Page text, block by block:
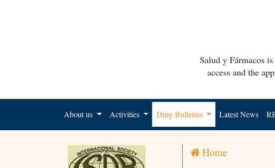
Salud y Fármacos
access and the
About us Activities Drug Bulletins Latest News
Home